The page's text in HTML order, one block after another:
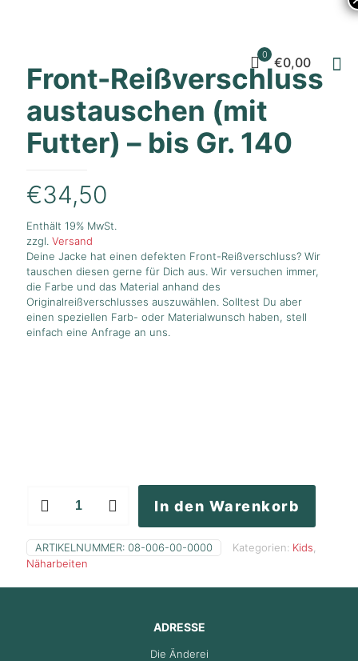
0 €0,00
Front-Reißverschluss
austauschen (mit
Futter) – bis Gr. 140
€34,50
Enthält 19% MwSt.
zzgl. Versand
Deine Jacke hat einen defekten Front-Reißverschluss? Wir
tauschen diesen gerne für Dich aus. Wir versuchen immer,
die Farbe und das Material anhand des
Originalreißverschlusses auszuwählen. Solltest Du aber
einen speziellen Farb- oder Materialwunsch haben, stell
einfach eine Anfrage an uns.
Reißverschluss
(mit
Futter)
-
In den Warenkorb
ARTIKELNUMMER: 08-006-00-0000 Kategorien: Kids
Näharbeiten
ADRESSE
Die Änderei